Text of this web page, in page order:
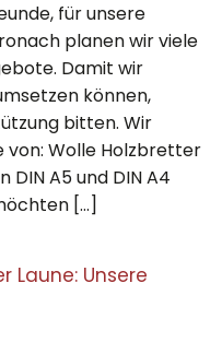
für unsere
planen wir viele
Damit wir
können,
bitten. Wir
von: Wolle Holzbretter
DIN A5 und DIN A4
[…]
Laune: Unsere